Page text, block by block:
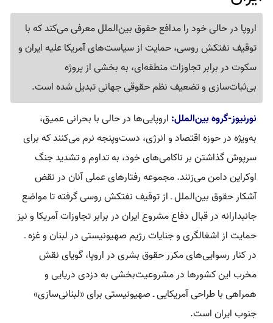
اروپا در حالی خود را مدافع حقوق بین‌الملل معرفی می‌کند که با
توقیف نفتکش روسی، حمایت از سیاست‌های آمریکا علیه ایران و
سکوت در برابر تجاوزات منطقه‌ای، به بخشی از پروژه
بی‌ثبات‌سازی و تضعیف نظم حقوقی جهانی تبدیل شده است.
نورنیوز-گروه بین‌الملل: اروپایی‌ها در حالی با بحرانی عمیق،
به‌ویژه در حوزه اقتصاد و انرژی، دست‌وپنجه نرم می‌کنند که برای
سرپوش گذاشتن بر ناکامی‌های خود، به تداوم و تشدید جنگ
اوکراین دامن می‌زنند. مجموعه رفتارهای عملی آنان در نقض
آشکار حقوق بین‌الملل ـ از توقیف نفتکش روسی گرفته تا مواضع
جانبدارانه در قبال دفاع مشروع ایران در برابر تجاوزات آمریکا و نیز
حمایت از اشغالگری و جنایات رژیم صهیونیستی در لبنان و غزه ـ
در کنار رسوایی‌های مکرر حقوق بشری در اروپا، گویای نقش
مخرب این کشورها در مشروعیت‌بخشی به دزدی دریایی و
همراهی با طراحی آمریکایی ـ صهیونیستی برای «لبنانی‌سازی»
جنوب ایران است.